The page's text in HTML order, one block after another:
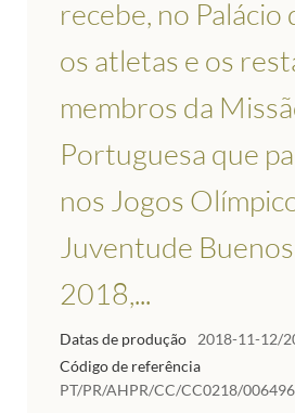
recebe, no Palácio
os atletas e os
membros da
Portuguesa que
nos Jogos
Juventude
2018,...
Datas de produção
2018-11-12/
Código de referência
PT/PR/AHPR/CC/CC0218/006496